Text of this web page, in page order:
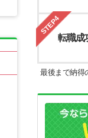
STEP4
転職成
最後まで納得